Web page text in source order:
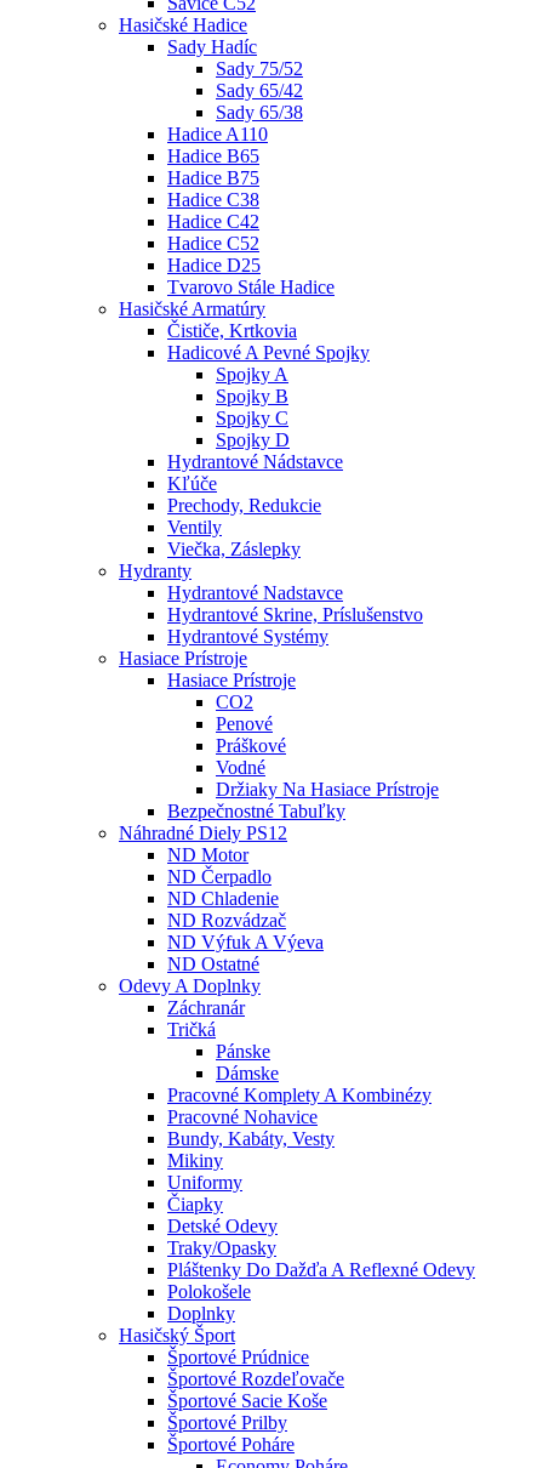
Hasičské Hadice
Sady Hadíc
Sady 75/52
Sady 65/42
Sady 65/38
Hadice A110
Hadice B65
Hadice B75
Hadice C38
Hadice C42
Hadice C52
Hadice D25
Tvarovo Stále Hadice
Hasičské Armatúry
Čističe, Krtkovia
Hadicové A Pevné Spojky
Spojky A
Spojky B
Spojky C
Spojky D
Hydrantové Nádstavce
Kľúče
Prechody, Redukcie
Ventily
Viečka, Záslepky
Hydranty
Hydrantové Nadstavce
Hydrantové Skrine, Príslušenstvo
Hydrantové Systémy
Hasiace Prístroje
Hasiace Prístroje
CO2
Penové
Práškové
Vodné
Držiaky Na Hasiace Prístroje
Bezpečnostné Tabuľky
Náhradné Diely PS12
ND Motor
ND Čerpadlo
ND Chladenie
ND Rozvádzač
ND Výfuk A Výeva
ND Ostatné
Odevy A Doplnky
Záchranár
Tričká
Pánske
Dámske
Pracovné Komplety A Kombinézy
Pracovné Nohavice
Bundy, Kabáty, Vesty
Mikiny
Uniformy
Čiapky
Detské Odevy
Traky/opasky
Pláštenky Do Dažďa A Reflexné Odevy
Polokošele
Doplnky
Hasičský Šport
Športové Prúdnice
Športové Rozdeľovače
Športové Sacie Koše
Športové Prilby
Športové Poháre